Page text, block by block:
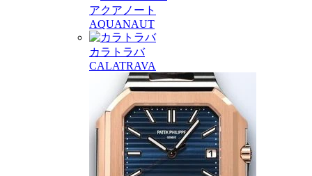
アクアノート
AQUANAUT
カラトラバ
CALATRAVA